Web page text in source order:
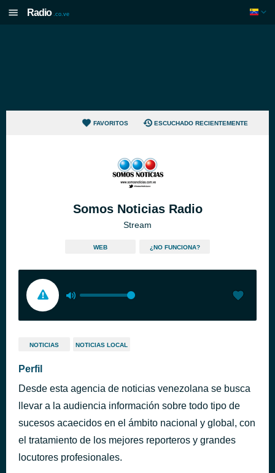
Radio .co.ve
FAVORITOS ESCUCHADO RECIENTEMENTE
Somos Noticias Radio
Stream
WEB ¿NO FUNCIONA?
NOTICIAS NOTICIAS LOCAL
Perfil
Desde esta agencia de noticias venezolana se busca
llevar a la audiencia información sobre todo tipo de
sucesos acaecidos en el ámbito nacional y global, con
el tratamiento de los mejores reporteros y grandes
locutores profesionales.